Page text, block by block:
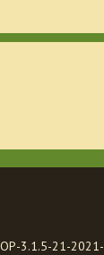
3.1.5-21-2021-